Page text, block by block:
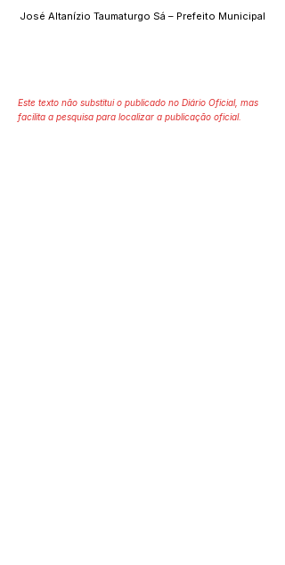
José Altanízio Taumaturgo Sá – Prefeito Municipal
Este texto não substitui o publicado no Diário Oficial, mas
facilita a pesquisa para localizar a publicação oficial.